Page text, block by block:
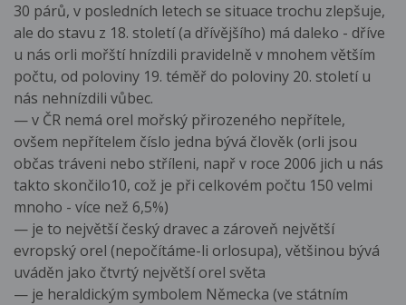
30 párů, v posledních letech se situace trochu zlepšuje,
ale do stavu z 18. století (a dřívějšího) má daleko - dříve
u nás orli mořští hnízdili pravidelně v mnohem větším
počtu, od poloviny 19. téměř do poloviny 20. století u
nás nehnízdili vůbec.
— v ČR nemá orel mořský přirozeného nepřítele,
ovšem nepřítelem číslo jedna bývá člověk (orli jsou
občas tráveni nebo stříleni, např v roce 2006 jich u nás
takto skončilo10, což je při celkovém počtu 150 velmi
mnoho - více než 6,5%)
— je to největší český dravec a zároveň největší
evropský orel (nepočítáme-li orlosupa), většinou bývá
uváděn jako čtvrtý největší orel světa
— je heraldickým symbolem Německa (ve státním